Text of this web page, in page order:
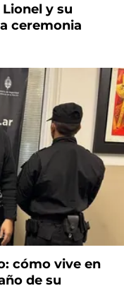
y su
ceremonia
cómo vive en
de su